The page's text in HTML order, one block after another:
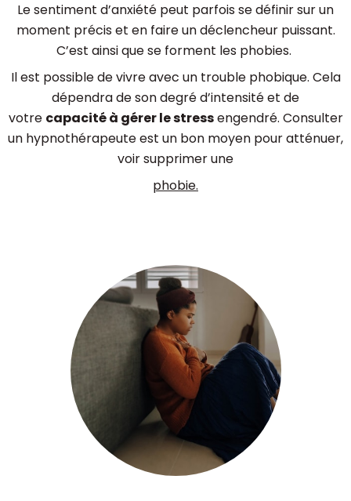
Le sentiment d’anxiété peut parfois se définir sur un
moment précis et en faire un déclencheur puissant.
C’est ainsi que se forment les phobies.
Il est possible de vivre avec un trouble phobique. Cela
dépendra de son degré d’intensité et de
votre capacité à gérer le stressengendré. Consulter
un hypnothérapeute est un bon moyen pour atténuer,
voir supprimer une
phobie.